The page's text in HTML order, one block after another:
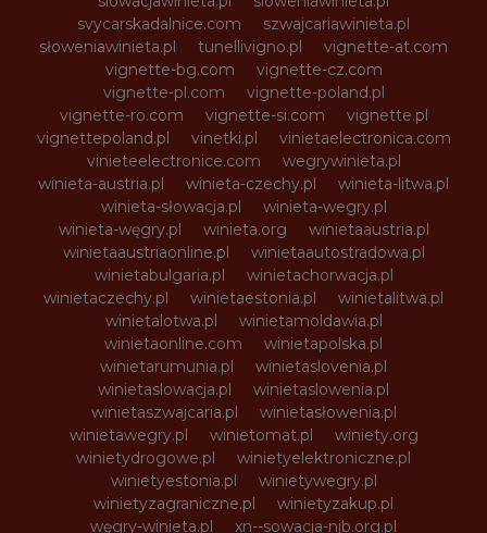
svycarskadalnice.com
szwajcariawinieta.pl
słoweniawinieta.pl
tunellivigno.pl
vignette-at.com
vignette-bg.com
vignette-cz.com
vignette-pl.com
vignette-poland.pl
vignette-ro.com
vignette-si.com
vignette.pl
vignettepoland.pl
vinetki.pl
vinietaelectronica.com
vinieteelectronice.com
wegrywinieta.pl
winieta-austria.pl
winieta-czechy.pl
winieta-litwa.pl
winieta-słowacja.pl
winieta-wegry.pl
winieta-węgry.pl
winieta.org
winietaaustria.pl
winietaaustriaonline.pl
winietaautostradowa.pl
winietabulgaria.pl
winietachorwacja.pl
winietaczechy.pl
winietaestonia.pl
winietalitwa.pl
winietalotwa.pl
winietamoldawia.pl
winietaonline.com
winietapolska.pl
winietarumunia.pl
winietaslovenia.pl
winietaslowacja.pl
winietaslowenia.pl
winietaszwajcaria.pl
winietasłowenia.pl
winietawegry.pl
winietomat.pl
winiety.org
winietydrogowe.pl
winietyelektroniczne.pl
winietyestonia.pl
winietywegry.pl
winietyzagraniczne.pl
winietyzakup.pl
węgry-winieta.pl
xn--sowacja-njb.org.pl